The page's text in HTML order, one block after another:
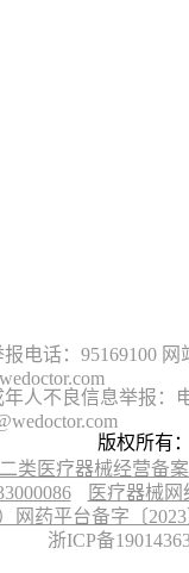
电话：95169100 网
人不良信息举报：
版权所有
类医疗器械经营备
医疗器械
药平台备字〔2023
浙ICP备